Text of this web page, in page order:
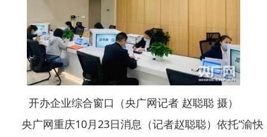
开办企业综合窗口（央广网记者 赵聪聪 摄）
央广网重庆10月23日消息（记者赵聪聪）依托“渝快